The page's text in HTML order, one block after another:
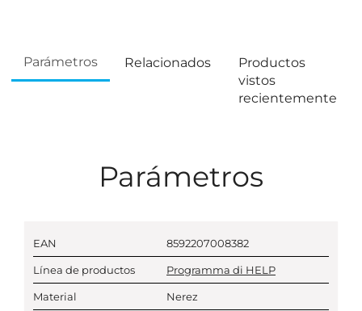
Parámetros Relacionados
Productos
vistos
recientemente
Parámetros
EAN 8592207008382
Línea de productos Programma di HELP
Material Nerez